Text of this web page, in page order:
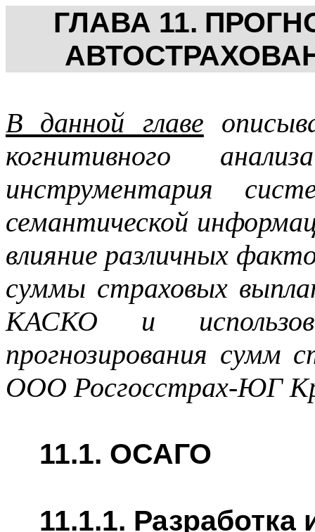
ГЛАВА 11.
В данной главе
когнитивного
инструментария
семантической
влияние различных
суммы страховых
КАСКО и
прогнозирования сумм
ООО Росгосстрах-ЮГ
11.1. ОСАГО
11.1.1.